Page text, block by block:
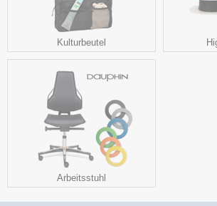
Kulturbeutel
Arbeitsstuhl